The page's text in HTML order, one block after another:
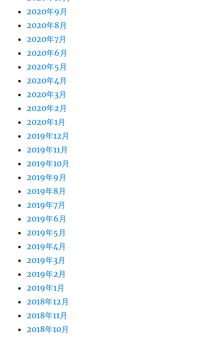
2020年9月
2020年8月
2020年7月
2020年6月
2020年5月
2020年4月
2020年3月
2020年2月
2020年1月
2019年12月
2019年11月
2019年10月
2019年9月
2019年8月
2019年7月
2019年6月
2019年5月
2019年4月
2019年3月
2019年2月
2019年1月
2018年12月
2018年11月
2018年10月